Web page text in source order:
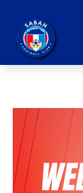
content